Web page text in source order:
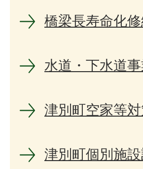
橋梁長寿命化
水道・下水道
津別町空家等
津別町個別施